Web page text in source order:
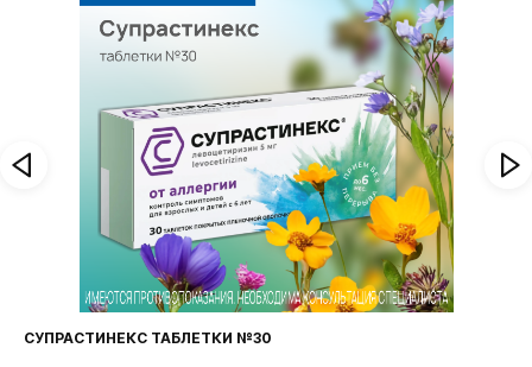
СУПРАСТИНЕКС ТАБЛЕТКИ №30